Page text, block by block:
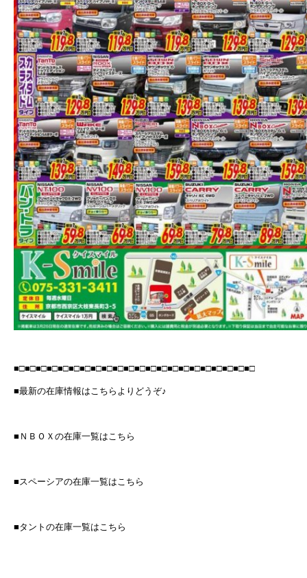
■□■□■□■□■□■□■□■□■□■□■□■□■□■□■□■□■□■□■□■□■□■□
■最新の在庫情報はこちらよりどうぞ♪
■ＮＢＯＸの在庫一覧はこちら
■スペーシアの在庫一覧はこちら
■タントの在庫一覧はこちら